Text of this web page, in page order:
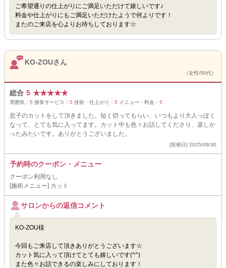
ご希望通りの仕上がりにご満足いただけて嬉しいです♪
料金や仕上がりにもご満足いただけたようで何よりです！
またのご来店を心よりお待ちしております☆
KO-ZOUさん
（女性/50代）
総合 5 ★★★★★
雰囲気： 5 接客サービス： 5 技術・仕上がり： 5 メニュー・料金： 5
息子のカットをして頂きました。短く切ってもらい、いつもより大人っぽく
なって、とても気に入ってます。カット中も色々お話してくださり、楽しか
ったみたいです。ありがとうございました。
[投稿日] 2025/09/30
予約時のクーポン・メニュー
クーポン利用なし
[施術メニュー] カット
サロンからの返信コメント
KO-ZOU様
今回もご来店して頂きありがとうございます☆
カット気に入って頂けてとても嬉しいです(^^)
また色々お話できるの楽しみにしております！